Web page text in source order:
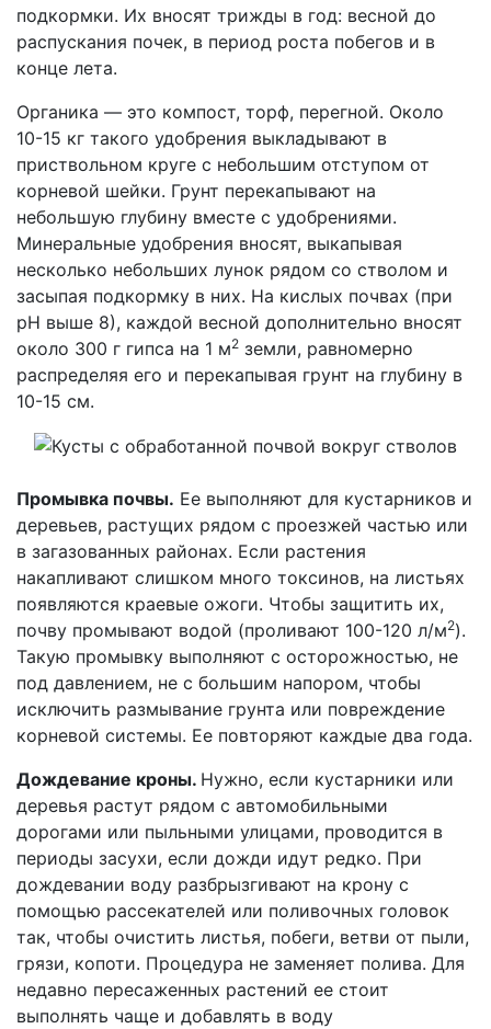
подкормки. Их вносят трижды в год: весной до
распускания почек, в период роста побегов и в
конце лета.
Органика — это компост, торф, перегной. Около
10-15 кг такого удобрения выкладывают в
приствольном круге с небольшим отступом от
корневой шейки. Грунт перекапывают на
небольшую глубину вместе с удобрениями.
Минеральные удобрения вносят, выкапывая
несколько небольших лунок рядом со стволом и
засыпая подкормку в них. На кислых почвах (при
pH выше 8), каждой весной дополнительно вносят
около 300 г гипса на 1 м2 земли, равномерно
распределяя его и перекапывая грунт на глубину в
10-15 см.
Промывка почвы. Ее выполняют для кустарников и
деревьев, растущих рядом с проезжей частью или
в загазованных районах. Если растения
накапливают слишком много токсинов, на листьях
появляются краевые ожоги. Чтобы защитить их,
почву промывают водой (проливают 100-120 л/м2).
Такую промывку выполняют с осторожностью, не
под давлением, не с большим напором, чтобы
исключить размывание грунта или повреждение
корневой системы. Ее повторяют каждые два года.
Дождевание кроны. Нужно, если кустарники или
деревья растут рядом с автомобильными
дорогами или пыльными улицами, проводится в
периоды засухи, если дожди идут редко. При
дождевании воду разбрызгивают на крону с
помощью рассекателей или поливочных головок
так, чтобы очистить листья, побеги, ветви от пыли,
грязи, копоти. Процедура не заменяет полива. Для
недавно пересаженных растений ее стоит
выполнять чаще и добавлять в воду